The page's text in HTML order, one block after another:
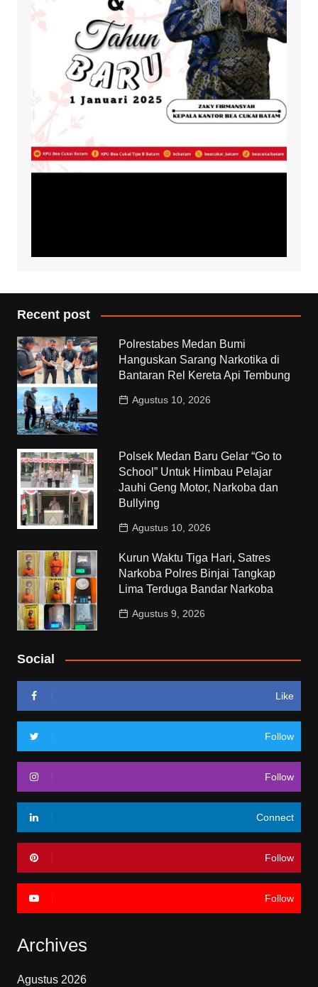
Recent post
Polrestabes Medan Bumi
Hanguskan Sarang Narkotika di
Bantaran Rel Kereta Api Tembung
Agustus 10, 2026
Polsek Medan Baru Gelar “Go to
School” Untuk Himbau Pelajar
Jauhi Geng Motor, Narkoba dan
Bullying
Agustus 10, 2026
Kurun Waktu Tiga Hari, Satres
Narkoba Polres Binjai Tangkap
Lima Terduga Bandar Narkoba
Agustus 9, 2026
Social
Like
Follow
Follow
Connect
Follow
Follow
Archives
Agustus 2026